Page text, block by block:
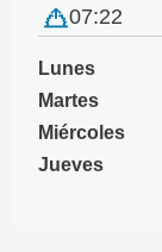
07:22
Lunes
Martes
Miércoles
Jueves